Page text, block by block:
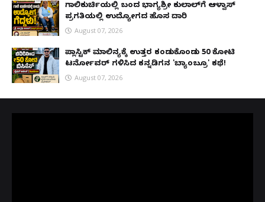
ಗಾಲಿಕುರ್ಚಿಯಲ್ಲಿ ಬಂದ ಭಾಗ್ಯಶ್ರೀ ಕುಲಾಲ್‌ಗೆ ಆಳ್ವಾಸ್
ಪ್ರಗತಿಯಲ್ಲಿ ಉದ್ಯೋಗದ ಹೊಸ ದಾರಿ
August 07, 2026
ಪ್ಲಾಸ್ಟಿಕ್ ಮಾಲಿನ್ಯಕ್ಕೆ ಉತ್ತರ ಕಂಡುಕೊಂಡು ₹50 ಕೋಟಿ
ಟರ್ನೋವರ್ ಗಳಿಸಿದ ಕನ್ನಡಿಗನ 'ಬ್ಯಾಂಬ್ರೂ' ಕಥೆ!
August 07, 2026